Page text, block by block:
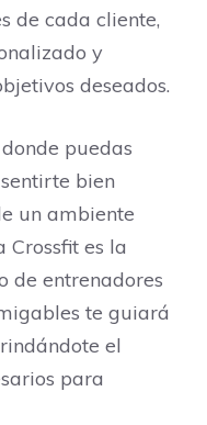
de cada cliente,
y
deseados.
puedas
bien
un ambiente
Crossfit es la
de entrenadores
te guiará
el
para